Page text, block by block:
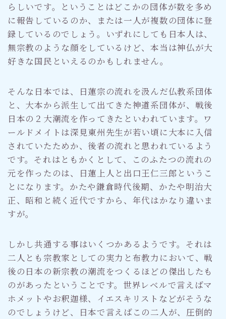
らしいです。ということはどこかの団体が数を多め
に報告しているのか、または一人が複数の団体に登
録しているのでしょう。いずれにしても日本人は、
無宗教のような顔をしているけど、本当は神仏が大
好きな国民といえるのかもしれません。
そんな日本では、日蓮宗の流れを汲んだ仏教系団体
と、大本から派生して出てきた神道系団体が、戦後
日本の２大潮流を作ってきたといわれています。ワ
ールドメイトは深見東州先生が若い頃に大本に入信
されていたためか、後者の流れと思われているよう
です。それはともかくとして、このふたつの流れの
元を作ったのは、日蓮上人と出口王仁三郎というこ
とになります。かたや鎌倉時代後期、かたや明治大
正、昭和と続く近代ですから、年代はかなり違いま
すが。
しかし共通する事はいくつかあるようです。それは
二人とも宗教家としての実力と布教力において、戦
後の日本の新宗教の潮流をつくるほどの傑出したも
のがあったということです。世界レベルで言えばマ
ホメットやお釈迦様、イエスキリストなどがそうな
のでしょうけど、日本で言えばこの二人が、圧倒的